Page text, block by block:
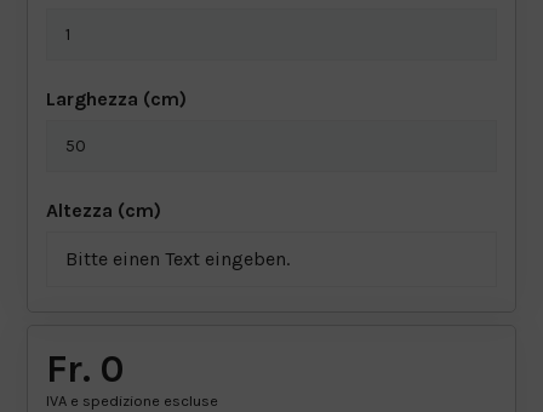
Larghezza (cm)
Altezza (cm)
Bitte einen Text eingeben.
Fr. 0
IVA e spedizione escluse